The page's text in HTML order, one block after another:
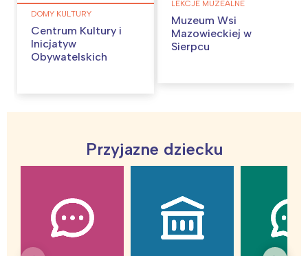
DOMY KULTURY
Centrum Kultury i
Inicjatyw
Obywatelskich
LEKCJE MUZEALNE
Muzeum Wsi
Mazowieckiej w
Sierpcu
Przyjazne dziecku
Interesują mnie wydarzenia z
tego regionu: